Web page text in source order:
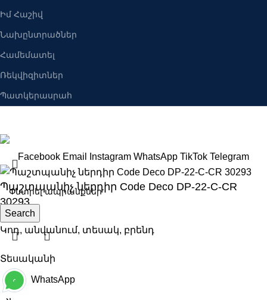
Իմ Հաշիվ
Նախընտրածներ
Համեմատել
Ռեկվիզիտներ
Պատկերասրահ
Search
Կոդ, անվանում, տեսակ, բրենդ
Facebook Email Instagram WhatsApp TikTok Telegram
Պաշտպանիչ ներդիր Code Deco DP-22-C-CR
30293
Տեսականի
WhatsApp